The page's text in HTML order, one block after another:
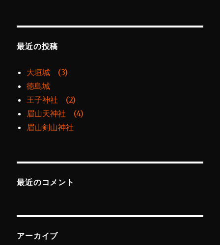
最近の投稿
大垣城 (3)
徳島城
王子神社 (2)
眉山天神社 (4)
眉山剣山神社
最近のコメント
アーカイブ